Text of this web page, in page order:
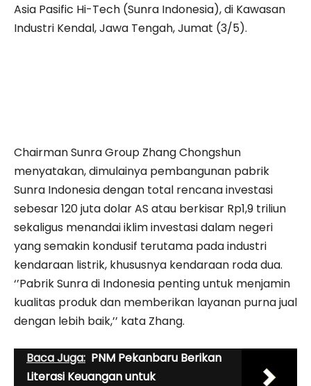
Asia Pasific Hi-Tech (Sunra Indonesia), di Kawasan
Industri Kendal, Jawa Tengah, Jumat (3/5).
Chairman Sunra Group Zhang Chongshun
menyatakan, dimulainya pembangunan pabrik
Sunra Indonesia dengan total rencana investasi
sebesar 120 juta dolar AS atau berkisar Rp1,9 triliun
sekaligus menandai iklim investasi dalam negeri
yang semakin kondusif terutama pada industri
kendaraan listrik, khususnya kendaraan roda dua.
‘’Pabrik Sunra di Indonesia penting untuk menjamin
kualitas produk dan memberikan layanan purna jual
dengan lebih baik,’’ kata Zhang.
Baca Juga: PNM Pekanbaru Berikan
Literasi Keuangan untuk